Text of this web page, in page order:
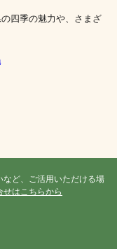
四季の魅力や、さまざ
ど、ご活用いただける場
せはこちらから